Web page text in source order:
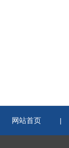
网站首页 |